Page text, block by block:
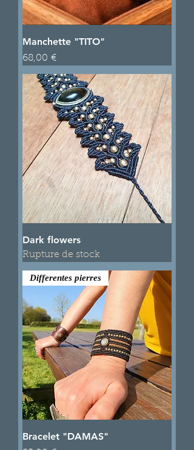
Manchette "TITO"
Prix
68,00 €
Dark flowers
Rupture de stock
Differentes pierres
Bracelet "DAMAS"